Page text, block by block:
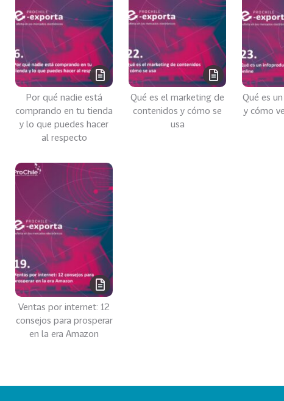
Por qué nadie está
comprando en tu tienda
y lo que puedes hacer
al respecto
Qué es el marketing de
contenidos y cómo se
usa
Qué es
y cómo
Ventas por internet: 12
consejos para prosperar
en la era Amazon